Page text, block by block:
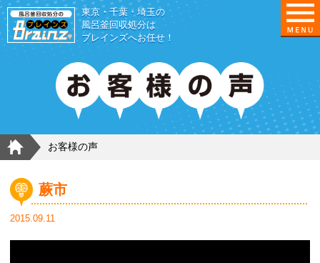
東京/埼玉/千葉/神奈川の 風呂釜撤去・取外し・処分
東京・千葉・埼玉の
風呂釜回収処分は
ブレインズへお任せ！
HOME
お客様の声
蕨市
2015.09.11